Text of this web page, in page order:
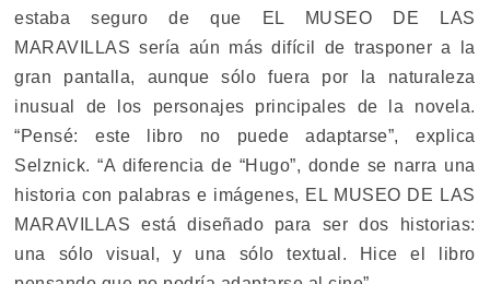
estaba seguro de que EL MUSEO DE LAS
MARAVILLAS sería aún más difícil de trasponer a la
gran pantalla, aunque sólo fuera por la naturaleza
inusual de los personajes principales de la novela.
“Pensé: este libro no puede adaptarse”, explica
Selznick. “A diferencia de “Hugo”, donde se narra una
historia con palabras e imágenes, EL MUSEO DE LAS
MARAVILLAS está diseñado para ser dos historias:
una sólo visual, y una sólo textual. Hice el libro